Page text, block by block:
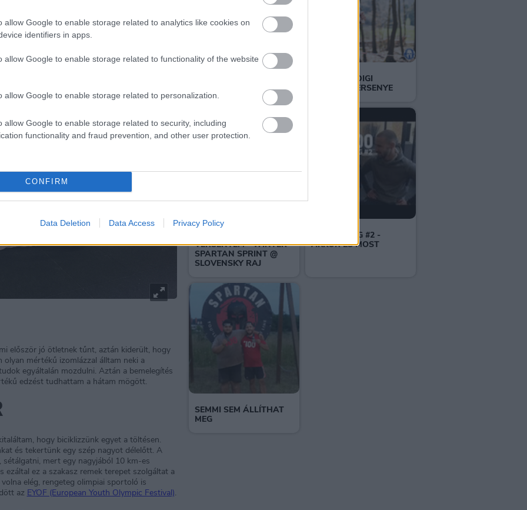
allow Google to enable storage related to analytics like cookies on
identifiers in apps.
allow Google to enable storage related to functionality of the website
allow Google to enable storage related to personalization.
allow Google to enable storage related to security, including
functionality and fraud prevention, and other user protection.
CONFIRM
Data Deletion Data Access Privacy Policy
MONDJAM
össze-vissza voltam mindennel. Nagyjából két
régi kerékvágás szerint folytatni. Sajnos
nem volt időm semmire a munka mellett.
menni edzeni, ezért egy edzés sem
Leginkább a blog sínylette meg ezt
ilyen zavar nem lesz és tudom békében
hétköznapjaimat.
először jó ötletnek tűnt, aztán kiderült, hogy
mértékű izomlázzal álltam neki a
egyáltalán mozdulni. Aztán a bemelegítés
edzést tudhattam a hátam mögött.
hogy biciklizzünk egyet a töltésen.
és tekertünk egy szép nagyot délelőtt. A
mert egy nagyjából 10 km-es
ezáltal ez a szakasz remek terepet szolgáltat a
elég, rengeteg olimpiai sportoló is
az EYOF (European Youth Olympic Festival).
ÉLETEM EDDIGI
LEGJOBB VERSENYE
VERSENYEM - WINTER
SPARTAN SPRINT @
SLOVENSKY RAJ
+-100 | VLOG #2 -
AKKOR ÉS MOST
SEMMI SEM ÁLLÍTHAT
MEG